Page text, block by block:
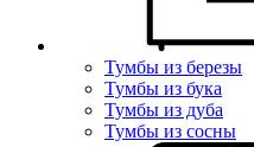
Тумбы из березы
Тумбы из бука
Тумбы из дуба
Тумбы из сосны